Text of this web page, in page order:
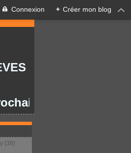
Connexion + Créer mon blog
Conseil Municipal
(38)